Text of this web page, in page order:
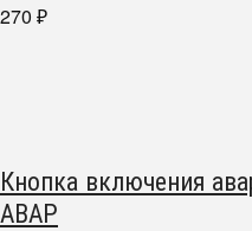
270 ₽
Кнопка включения
АВАР